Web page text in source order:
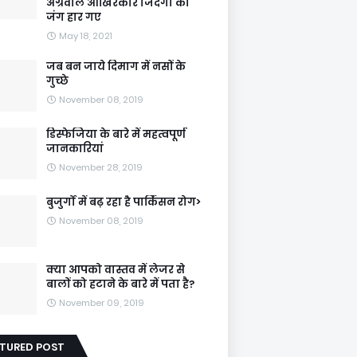
जंग हार गए
May 18, 2021
जब बन जाये दिमाग में नसों के
गुच्छे
November 08, 2019
डिस्फेजिया के बारे में महत्वपूर्ण
जानकारियां
November 28, 2019
बुजुर्गों में बढ़ रहा है पार्किंसन रोग>
November 08, 2019
क्या आपको वास्तव में लेजर से
बालों को हटाने के बारे में पता है?
November 09, 2019
POST